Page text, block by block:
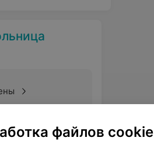
помощи. Дай Бог вам сил и здоровья! Еще
файлов cookie